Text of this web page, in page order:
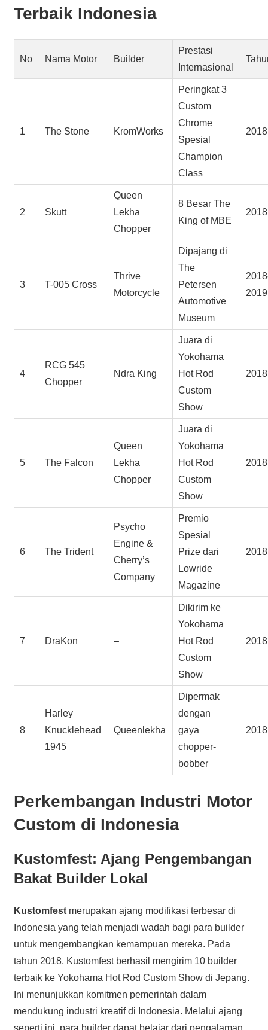
Terbaik Indonesia
No Nama Motor Builder
Prestasi
Internasional
1 The Stone KromWorks
Peringkat 3
Custom
Chrome
Spesial
Champion
Class
2018
2 Skutt
Queen
Lekha
Chopper
8 Besar The
King of MBE
2018
3 T-005 Cross
Thrive
Motorcycle
Dipajang di
The
Petersen
Automotive
Museum
2019
4
RCG 545
Chopper
Ndra King
Juara di
Yokohama
Hot Rod
Custom
Show
2018
5 The Falcon
Queen
Lekha
Chopper
Juara di
Yokohama
Hot Rod
Custom
Show
2018
6 The Trident
Psycho
Engine &
Cherry’s
Company
Premio
Spesial
Prize dari
Lowride
Magazine
2018
7 DraKon –
Dikirim ke
Yokohama
Hot Rod
Custom
Show
2018
8
Harley
Knucklehead
1945
Queenlekha
Dipermak
dengan
gaya
chopper-
bobber
2018
Perkembangan Industri Motor
Custom di Indonesia
Kustomfest: Ajang Pengembangan
Bakat Builder Lokal
Kustomfestmerupakan ajang modifikasi terbesar di
Indonesia yang telah menjadi wadah bagi para builder
untuk mengembangkan kemampuan mereka. Pada
tahun 2018, Kustomfest berhasil mengirim 10 builder
terbaik ke Yokohama Hot Rod Custom Show di Jepang.
Ini menunjukkan komitmen pemerintah dalam
mendukung industri kreatif di Indonesia. Melalui ajang
seperti ini, para builder dapat belajar dari pengalaman